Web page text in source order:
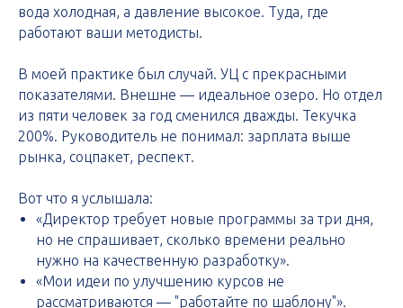
вода холодная, а давление высокое. Туда, где
работают ваши методисты.
В моей практике был случай. УЦ с прекрасными
показателями. Внешне — идеальное озеро. Но отдел
из пяти человек за год сменился дважды. Текучка
200%. Руководитель не понимал: зарплата выше
рынка, соцпакет, респект.
Вот что я услышала:
«Директор требует новые программы за три дня,
но не спрашивает, сколько времени реально
нужно на качественную разработку».
«Мои идеи по улучшению курсов не
рассматриваются — "работайте по шаблону"».